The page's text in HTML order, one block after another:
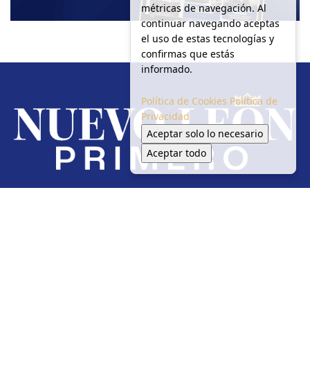
métricas de navegación. Al
continuar navegando aceptas
el uso de estas tecnologías y
confirmas que estás
informado.
Política de Cookies Política de
Privacidad
Aceptar solo lo necesario
Aceptar todo